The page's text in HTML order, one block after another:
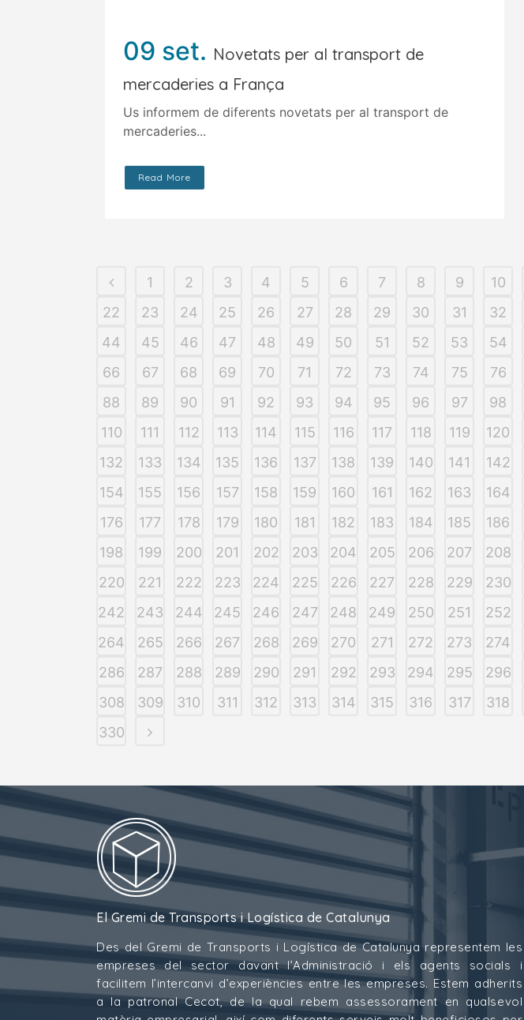
09 set. Novetats per al transport de
mercaderies a França
Us informem de diferents novetats per al transport de
mercaderies...
Read More
1 2 3 4 5 6 7 8 9 10
22
23 24 25 26 27 28 29 30 31 32
44
45 46 47 48 49 50 51 52 53 54
66
67 68 69 70 71 72 73 74 75 76
88
89 90 91 92 93 94 95 96 97 98
110
111 112 113 114 115 116 117 118 119 120
132
133 134 135 136 137 138 139 140 141 142
154
155 156 157 158 159 160 161 162 163 164
176
177 178 179 180 181 182 183 184 185 186
198
199 200 201 202 203 204 205 206 207 208
220
221 222 223 224 225 226 227 228 229 230
242
243 244 245 246 247 248 249 250 251 252
264
265 266 267 268 269 270 271 272 273 274
286
287 288 289 290 291 292 293 294 295 296
308
309 310 311 312 313 314 315 316 317 318
330
El Gremi de Transports i Logística de Catalunya
Des del Gremi de Transports i Logística de Catalunya representem les
empreses del sector davant l’Administració i els agents socials i
facilitem l’intercanvi d’experiències entre les empreses. Estem adherits
a la patronal Cecot, de la qual rebem assessorament en qualsevol